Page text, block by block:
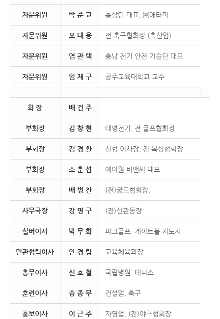
자문위원 박 준 교 홍삼단 대표. ㈜애터미
자문위원 오 대 용 전 축구협회장 (축산업)
자문위원 염 관 택 충남 전기 안전 기술단 대표
자문위원 임 재 구 공주교육대학교 교수
회 장 배 건 주
부회장 김 창 현 태영전기. 전 골프협회장
부회장 김 경 환 신협 이사장. 전 복싱협회장
부회장 소 춘 섭 에이원 비앤씨 대표
부회장 배 병 찬 (전)궁도협회장.
사무국장 강 명 구 (전)신관동장
실버이사 박 무 희 파크골프. 게이트볼 지도자
민관협력이사 안 경 림 교육체육과장
총무이사 신 호 철 국립병원. 테니스
훈련이사 송 종 무 건설업. 축구
홍보이사 이 근 주 자영업. (전)야구협회장